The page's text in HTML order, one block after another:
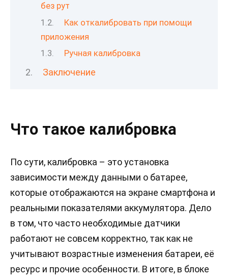
без рут
Как откалибровать при помощи
приложения
Ручная калибровка
Заключение
Что такое калибровка
По сути, калибровка – это установка
зависимости между данными о батарее,
которые отображаются на экране смартфона и
реальными показателями аккумулятора. Дело
в том, что часто необходимые датчики
работают не совсем корректно, так как не
учитывают возрастные изменения батареи, её
ресурс и прочие особенности. В итоге, в блоке